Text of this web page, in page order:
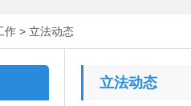
作 > 立法动态
立法动态